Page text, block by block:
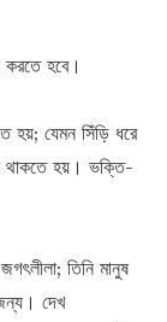
করতে হবে।
হয়; যেমন সিঁড়ি ধরে
থাকতে হয়। ভক্তি-
তিনি মানুষ
দেখ